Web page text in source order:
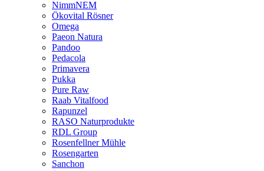
NimmNEM
Ökovital Rösner
Omega
Paeon Natura
Pandoo
Pedacola
Primavera
Pukka
Pure Raw
Raab Vitalfood
Rapunzel
RASO Naturprodukte
RDL Group
Rosenfellner Mühle
Rosengarten
Sanchon